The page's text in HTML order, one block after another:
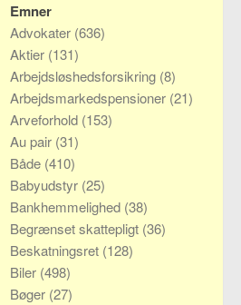
Emner
Advokater (636)
Aktier (131)
Arbejdsløshedsforsikring (8)
Arbejdsmarkedspensioner (21)
Arveforhold (153)
Au pair (31)
Både (410)
Babyudstyr (25)
Bankhemmelighed (38)
Begrænset skattepligt (36)
Beskatningsret (128)
Biler (498)
Bøger (27)